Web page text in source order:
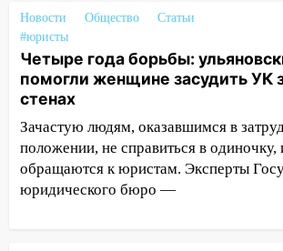
животными
12:28
Миллион на
Ульяновской области
провернул хитрую схему с
проездными
12:10 Ульяновский
120 тысяч долга
11:49 Снят режим «Ракетная
опасность» на территории
Новости Общество
Статьи
#юристы
Четыре года борьбы:
помогли женщине засудить УК
стенах
Зачастую людям, оказавшимся в
положении, не справиться в одиночку,
обращаются к юристам. Эксперты
юридического бюро —